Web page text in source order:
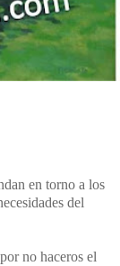
en torno a los
del
no haceros el